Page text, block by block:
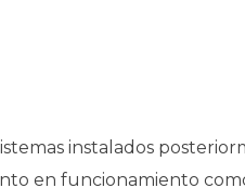
instalados
en funcionamiento